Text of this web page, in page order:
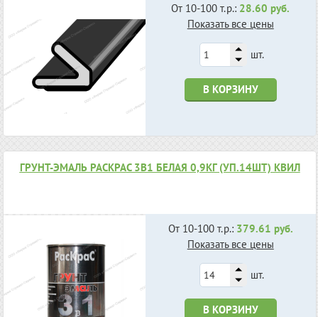
От 10-100 т.р.: 28.60 руб.
Показать все цены
шт.
В КОРЗИНУ
ГРУНТ-ЭМАЛЬ РАСКРАС 3В1 БЕЛАЯ 0,9КГ (УП.14ШТ) КВИЛ
От 10-100 т.р.: 379.61 руб.
Показать все цены
шт.
В КОРЗИНУ